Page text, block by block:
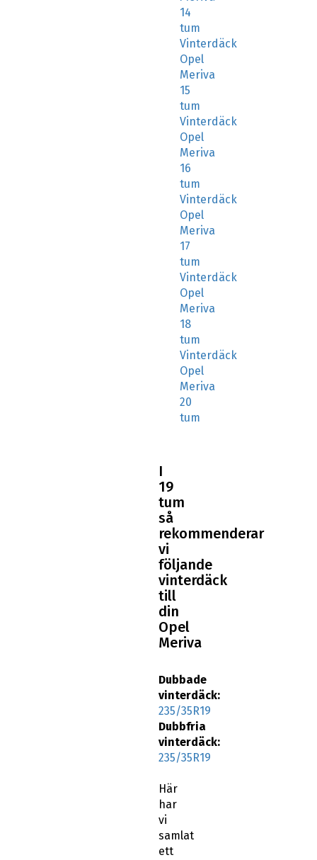
Vinterdäck
Opel
Meriva
15
tum
Vinterdäck
Opel
Meriva
16
tum
Vinterdäck
Opel
Meriva
17
tum
Vinterdäck
Opel
Meriva
18
tum
Vinterdäck
Opel
Meriva
20
tum
tum
så
rekommenderar
vi
följande
vinterdäck
till
din
Opel
Meriva
Dubbade
235/35R19
Dubbfria
vinterdäck:
235/35R19
Här
vi
samlat
ett
urval
av